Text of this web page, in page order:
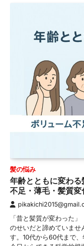
髪の悩み
年齢とともに変わ
不足・薄毛・髪質
「昔と髪質が変わった
のせいだと諦めていませ
す。10代から60代まで、